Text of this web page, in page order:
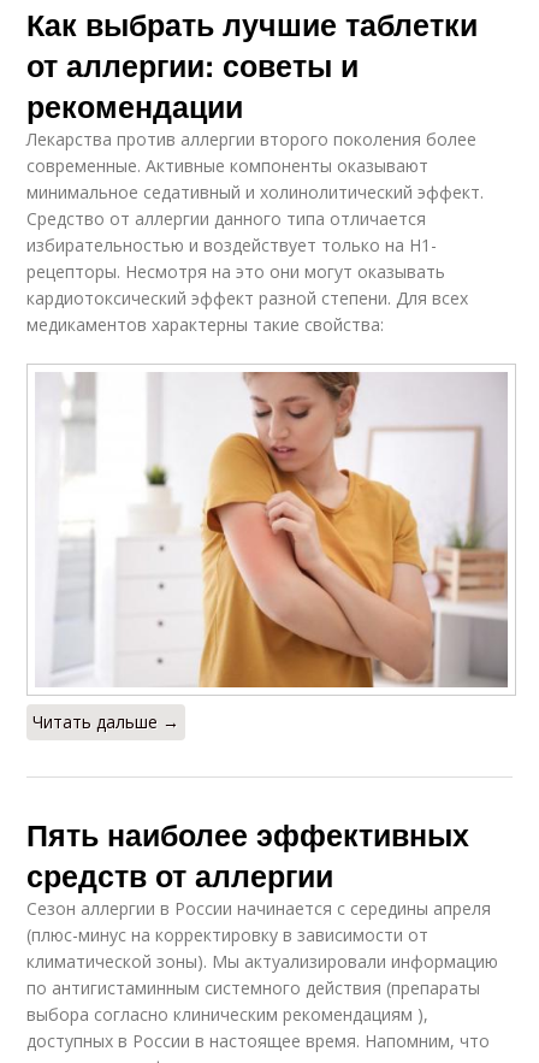
Как выбрать лучшие таблетки
от аллергии: советы и
рекомендации
Лекарства против аллергии второго поколения более
современные. Активные компоненты оказывают
минимальное седативный и холинолитический эффект.
Средство от аллергии данного типа отличается
избирательностью и воздействует только на Н1-
рецепторы. Несмотря на это они могут оказывать
кардиотоксический эффект разной степени. Для всех
медикаментов характерны такие свойства:
Читать дальше →
Пять наиболее эффективных
средств от аллергии
Сезон аллергии в России начинается с середины апреля
(плюс-минус на корректировку в зависимости от
климатической зоны). Мы актуализировали информацию
по антигистаминным системного действия (препараты
выбора согласно клиническим рекомендациям ),
доступных в России в настоящее время. Напомним, что